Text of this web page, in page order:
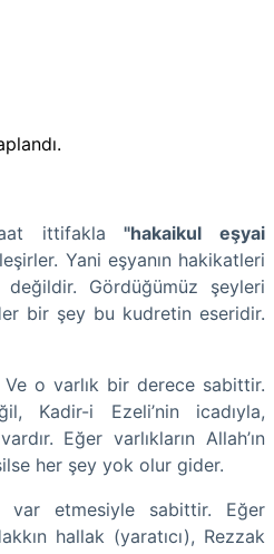
ittifakla "hakaikul eşyai
Yani eşyanın hakikatleri
Gördüğümüz şeyleri
bir şey bu kudretin eseridir.
Ve o varlık bir derece sabittir.
Kadir-i Ezeli’nin icadıyla,
Eğer varlıkların Allah’ın
her şey yok olur gider.
var etmesiyle sabittir. Eğer
hallak (yaratıcı), Rezzak